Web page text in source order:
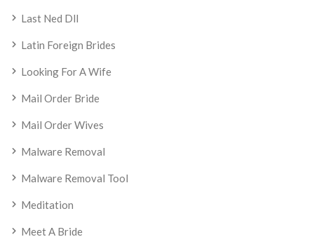
Last Ned Dll
Latin Foreign Brides
Looking For A Wife
Mail Order Bride
Mail Order Wives
Malware Removal
Malware Removal Tool
Meditation
Meet A Bride